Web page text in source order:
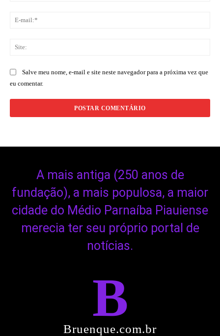
Salve meu nome, e-mail e site neste navegador para a próxima vez que
eu comentar.
A mais antiga (250 anos de
fundação), a mais populosa, a maior
cidade do Médio Parnaíba Piauiense
merecia ter seu próprio portal de
notícias.
B
Bruenque.com.br